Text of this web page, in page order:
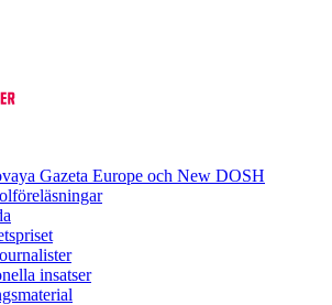
Gazeta Europe och New DOSH
insatser